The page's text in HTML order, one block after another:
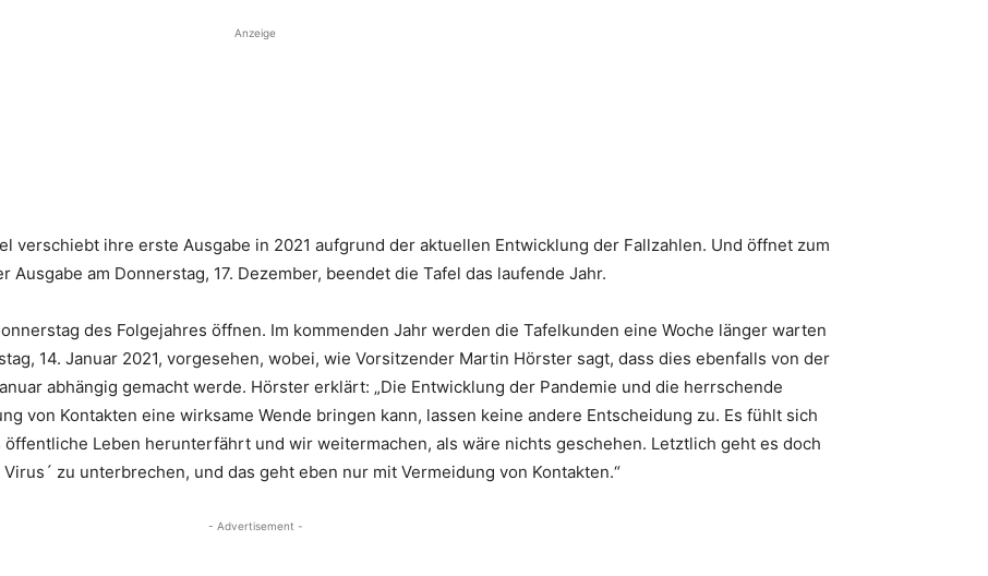
Anzeige
verschiebt ihre erste Ausgabe in 2021 aufgrund der aktuellen Entwicklung der Fallzahlen. Und öffnet zum
Ausgabe am Donnerstag, 17. Dezember, beendet die Tafel das laufende Jahr.
des Folgejahres öffnen. Im kommenden Jahr werden die Tafelkunden eine Woche länger warten
14. Januar 2021, vorgesehen, wobei, wie Vorsitzender Martin Hörster sagt, dass dies ebenfalls von der
abhängig gemacht werde. Hörster erklärt: „Die Entwicklung der Pandemie und die herrschende
von Kontakten eine wirksame Wende bringen kann, lassen keine andere Entscheidung zu. Es fühlt sich
Leben herunterfährt und wir weitermachen, als wäre nichts geschehen. Letztlich geht es doch
zu unterbrechen, und das geht eben nur mit Vermeidung von Kontakten.“
- Advertisement -